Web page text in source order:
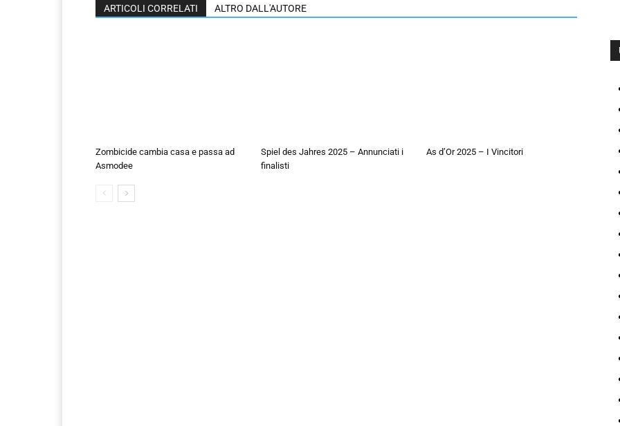
ARTICOLI CORRELATI ALTRO DALL'AUTORE
Zombicide cambia casa e passa ad
Asmodee
Spiel des Jahres 2025 – Annunciati i
finalisti
As d’Or 2025 – I Vincitori